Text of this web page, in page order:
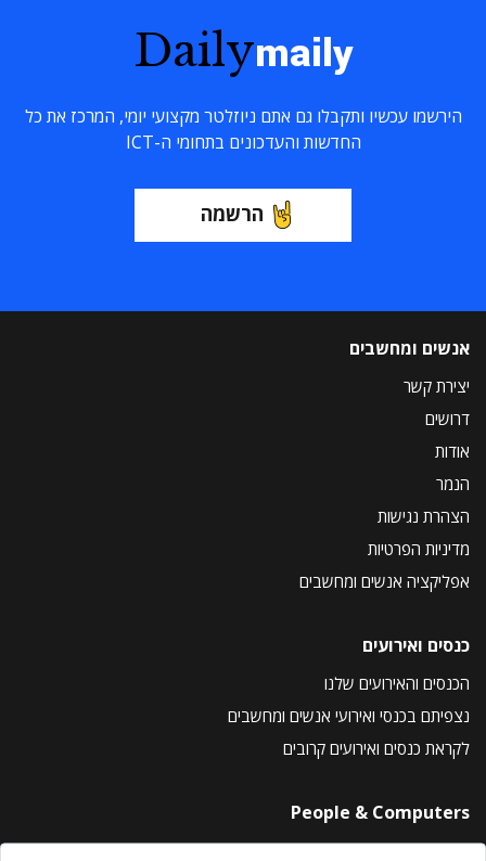
Dailymaily
הירשמו עכשיו ותקבלו גם אתם ניוזלטר מקצועי יומי, המרכז את כל
החדשות והעדכונים בתחומי ה-ICT
הרשמה
אנשים ומחשבים
יצירת קשר
דרושים
אודות
הנמר
הצהרת נגישות
מדיניות הפרטיות
אפליקציה אנשים ומחשבים
כנסים ואירועים
הכנסים והאירועים שלנו
נצפיתם בכנסי ואירועי אנשים ומחשבים
לקראת כנסים ואירועים קרובים
People & Computers
About Us